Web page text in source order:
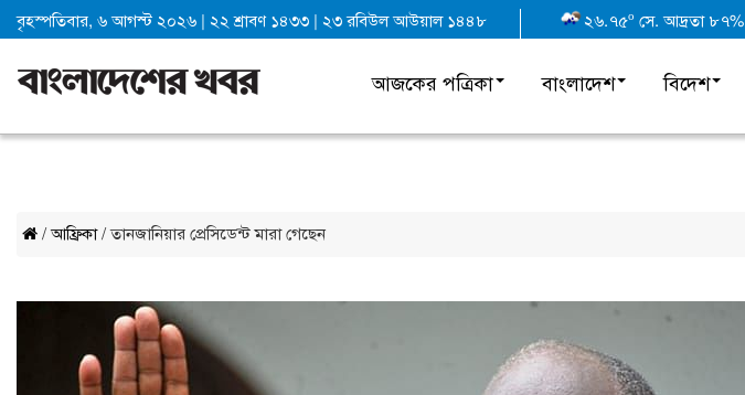
বৃহস্পতিবার, ৬ আগস্ট ২০২৬ | ২২ শ্রাবণ ১৪৩৩ | ২৩ রবিউল আউয়াল ১৪৪৮ ২৬.৭৫o সে. আদ্রতা ৮৭%
আজকের পত্রিকা বাংলাদেশ বিদেশ
/আফ্রিকা/ তানজানিয়ার প্রেসিডেন্ট মারা গেছেন